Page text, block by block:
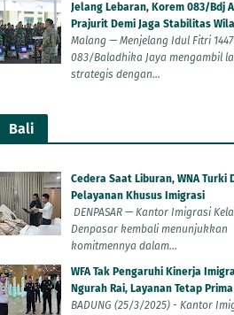
Jelang Lebaran, Korem 083/Bdj
Prajurit Demi Jaga Stabilitas
Malang — Menjelang Idul Fitri
083/Baladhika Jaya mengambil
strategis dengan...
Bali
Cedera Saat Liburan, WNA Turki
Pelayanan Khusus Imigrasi
DENPASAR — Kantor Imigrasi
Denpasar kembali menunjukkan
komitmennya dalam...
WFA Tak Pengaruhi Kinerja
Ngurah Rai, Layanan Tetap Prima
BADUNG (25/3/2025) - Kantor